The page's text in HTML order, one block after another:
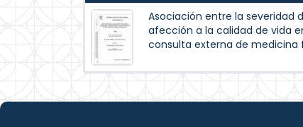
Asociación entre la severidad
afección a la calidad de vida
consulta externa de medicina